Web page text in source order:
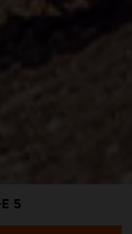
5